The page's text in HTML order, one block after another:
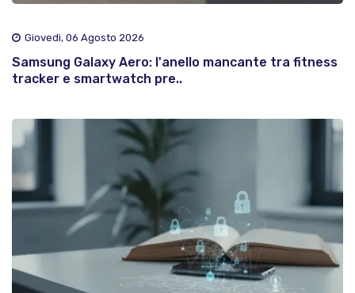
Giovedì, 06 Agosto 2026
Samsung Galaxy Aero: l'anello mancante tra fitness
tracker e smartwatch pre..